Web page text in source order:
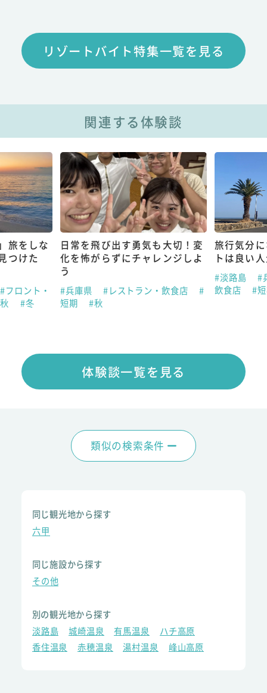
リゾートバイト特集一覧を見る
関連する体験談
旅をしな
つけた
#フロント・
#冬
日常を飛び出す勇気も大切！変
化を怖がらずにチャレンジしよ
う
#兵庫県 #レストラン・飲食店
#
短期
#秋
旅行気分
トは良い
#淡路島
#
飲食店
#
体験談一覧を見る
類似の検索条件
同じ観光地から探す
六甲
同じ施設から探す
その他
別の観光地から探す
淡路島
城崎温泉 有馬温泉
ハチ高原
香住温泉
赤穂温泉 湯村温泉 峰山高原